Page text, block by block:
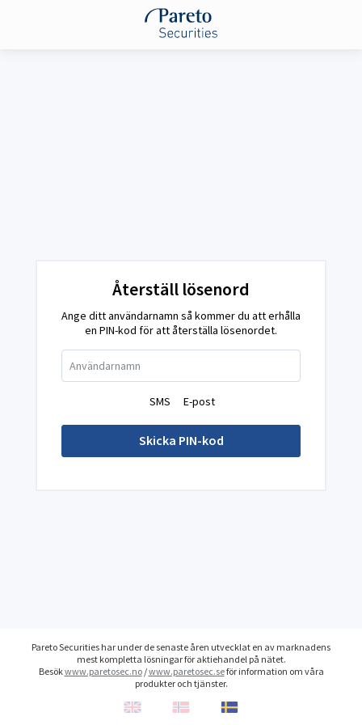
Återställ lösenord
Ange ditt användarnamn så kommer du att erhålla
en PIN-kod för att återställa lösenordet.
Användarnamn
SMS E-post
Skicka PIN-kod
Pareto Securities har under de senaste åren utvecklat en av marknadens
mest kompletta lösningar för aktiehandel på nätet.
Besökwww.paretosec.no/www.paretosec.seför information om våra
produkter och tjänster.